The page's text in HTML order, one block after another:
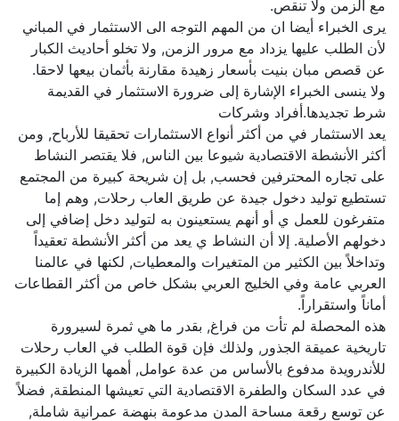
مع الزمن ولا تنقص.
يرى الخبراء أيضا ان من المهم التوجه الى الاستثمار في المباني
لأن الطلب عليها يزداد مع مرور الزمن, ولا تخلو أحاديث الكبار
عن قصص مبان بنيت بأسعار زهيدة مقارنة بأثمان بيعها لاحقا.
ولا ينسى الخبراء الإشارة إلى ضرورة الاستثمار في القديمة
شرط تجديدها.أفراد وشركات
يعد الاستثمار في من أكثر أنواع الاستثمارات تحقيقا للأرباح, ومن
أكثر الأنشطة الاقتصادية شيوعا بين الناس, فلا يقتصر النشاط
على تجاره المحترفين فحسب, بل إن شريحة كبيرة من المجتمع
تستطيع توليد دخول جيدة عن طريق العاب رحلات, وهم إما
متفرغون للعمل ي أو أنهم يستعينون به لتوليد دخل إضافي إلى
دخولهم الأصلية. إلا أن النشاط ي يعد من أكثر الأنشطة تعقيداً
وتداخلاً بين الكثير من المتغيرات والمعطيات, لكنها في عالمنا
العربي عامة وفي الخليج العربي بشكل خاص من أكثر القطاعات
أماناً واستقراراً.
هذه المحصلة لم تأت من فراغ, بقدر ما هي ثمرة لسيرورة
تاريخية عميقة الجذور, ولذلك فإن قوة الطلب في العاب رحلات
للأندرويدة مدفوع بالأساس من عدة عوامل, أهمها الزيادة الكبيرة
في عدد السكان والطفرة الاقتصادية التي تعيشها المنطقة, فضلاً
عن توسع رقعة مساحة المدن مدعومة بنهضة عمرانية شاملة,